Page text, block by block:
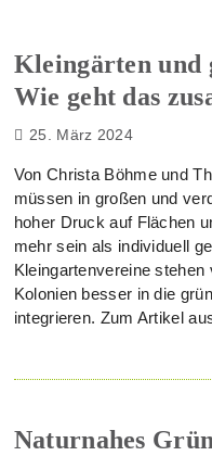
Kleingärten
Wie geht das
25. März 2024
Von Christa Böhme und
müssen in großen und
hoher Druck auf Flächen
mehr sein als individuell
Kleingartenvereine
Kolonien besser in die
integrieren. Zum Artikel
Naturnahes